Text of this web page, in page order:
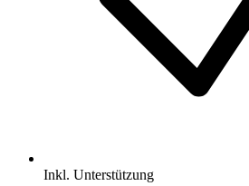
Inkl. Unterstützung